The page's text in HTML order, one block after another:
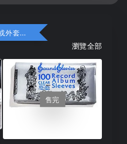
享有黑膠錄音室內套或外套折扣
瀏覽全部
售完